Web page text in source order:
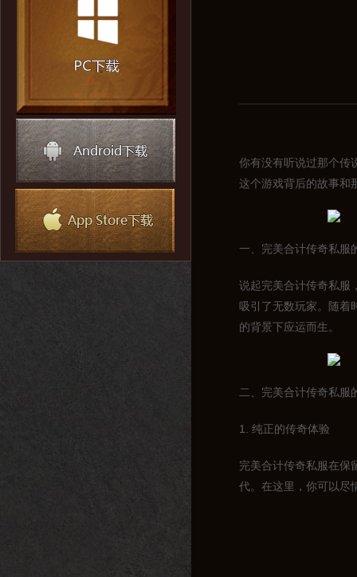
你有没有听说过那个传
这个游戏背后的故事和
一、完美合计传奇私服
说起完美合计传奇私服
吸引了无数玩家。随着
的背景下应运而生。
二、完美合计传奇私服
1. 纯正的传奇体验
完美合计传奇私服在保
代。在这里，你可以尽